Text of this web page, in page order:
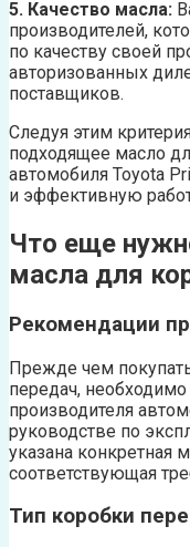
5. Качество масла:
производителей,
по качеству своей
авторизованных
поставщиков.
Следуя этим
подходящее масло
автомобиля Toyota
и эффективную
Что еще
масла для
Рекомендации
Прежде чем
передач,
производителя
руководстве по
указана конкретная
соответствующая
Тип коробки